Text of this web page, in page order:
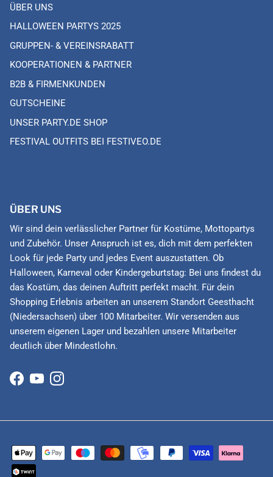
ÜBER UNS
HALLOWEEN PARTYS 2025
GRUPPEN- & VEREINSRABATT
KOOPERATIONEN & PARTNER
B2B & FIRMENKUNDEN
GUTSCHEINE
UNSER PARTY.DE SHOP
FESTIVAL OUTFITS BEI FESTIVEO.DE
ÜBER UNS
Wir sind dein verlässlicher Partner für Kostüme, Mottopartys
und Zubehör. Unser Anspruch ist es, dich mit dem perfekten
Look für jede Party und jedes Event auszustatten. Ob
Halloween, Karneval oder Kindergeburtstag: Bei uns findest du
das Kostüm, das deinen Auftritt perfekt macht. Für dein
Shopping Erlebnis arbeiten an unserem Standort Geesthacht
(Niedersachsen) über 100 Mitarbeiter. Wir versenden aus
unserem eigenen Lager und bezahlen unsere Mitarbeiter
deutlich über Mindestlohn.
Facebook
YouTubeInstagram